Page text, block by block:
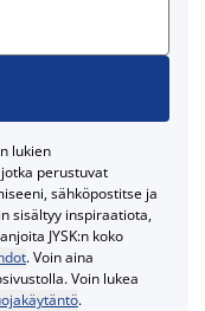
lukien
perustuvat
sähköpostitse ja
sisältyy inspiraatiota,
JYSK:n koko
. Voin aina
Voin lukea
.